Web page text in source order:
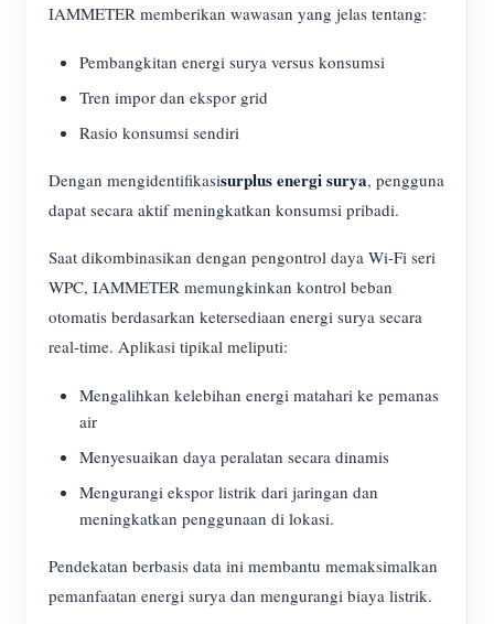
IAMMETER memberikan wawasan yang jelas tentang:
Pembangkitan energi surya versus konsumsi
Tren impor dan ekspor grid
Rasio konsumsi sendiri
Dengan mengidentifikasisurplus energi surya, pengguna
dapat secara aktif meningkatkan konsumsi pribadi.
Saat dikombinasikan dengan pengontrol daya Wi-Fi seri
WPC, IAMMETER memungkinkan kontrol beban
otomatis berdasarkan ketersediaan energi surya secara
real-time. Aplikasi tipikal meliputi:
Mengalihkan kelebihan energi matahari ke pemanas
air
Menyesuaikan daya peralatan secara dinamis
Mengurangi ekspor listrik dari jaringan dan
meningkatkan penggunaan di lokasi.
Pendekatan berbasis data ini membantu memaksimalkan
pemanfaatan energi surya dan mengurangi biaya listrik.